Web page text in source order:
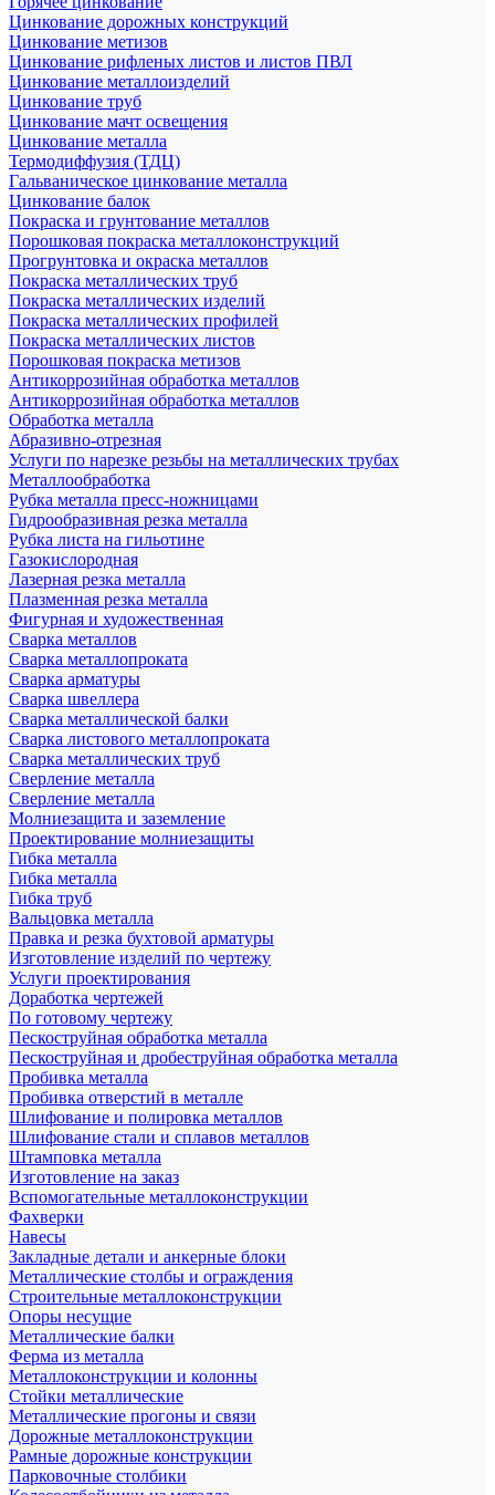
Цинкование дорожных конструкций
Цинкование метизов
Цинкование рифленых листов и листов ПВЛ
Цинкование металлоизделий
Цинкование труб
Цинкование мачт освещения
Цинкование металла
Термодиффузия (ТДЦ)
Гальваническое цинкование металла
Цинкование балок
Покраска и грунтование металлов
Порошковая покраска металлоконструкций
Прогрунтовка и окраска металлов
Покраска металлических труб
Покраска металлических изделий
Покраска металлических профилей
Покраска металлических листов
Порошковая покраска метизов
Антикоррозийная обработка металлов
Антикоррозийная обработка металлов
Обработка металла
Абразивно-отрезная
Услуги по нарезке резьбы на металлических трубах
Металлообработка
Рубка металла пресс-ножницами
Гидрообразивная резка металла
Рубка листа на гильотине
Газокислородная
Лазерная резка металла
Плазменная резка металла
Фигурная и художественная
Сварка металлов
Сварка металлопроката
Сварка арматуры
Сварка швеллера
Сварка металлической балки
Сварка листового металлопроката
Сварка металлических труб
Сверление металла
Сверление металла
Молниезащита и заземление
Проектирование молниезащиты
Гибка металла
Гибка металла
Гибка труб
Вальцовка металла
Правка и резка бухтовой арматуры
Изготовление изделий по чертежу
Услуги проектирования
Доработка чертежей
По готовому чертежу
Пескоструйная обработка металла
Пескоструйная и дробеструйная обработка металла
Пробивка металла
Пробивка отверстий в металле
Шлифование и полировка металлов
Шлифование стали и сплавов металлов
Штамповка металла
Изготовление на заказ
Вспомогательные металлоконструкции
Фахверки
Навесы
Закладные детали и анкерные блоки
Металлические столбы и ограждения
Строительные металлоконструкции
Опоры несущие
Металлические балки
Ферма из металла
Металлоконструкции и колонны
Стойки металлические
Металлические прогоны и связи
Дорожные металлоконструкции
Рамные дорожные конструкции
Парковочные столбики